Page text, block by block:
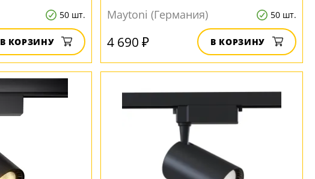
50 шт.
В КОРЗИНУ
Maytoni (Германия)
50 шт.
4 690 ₽ В КОРЗИНУ